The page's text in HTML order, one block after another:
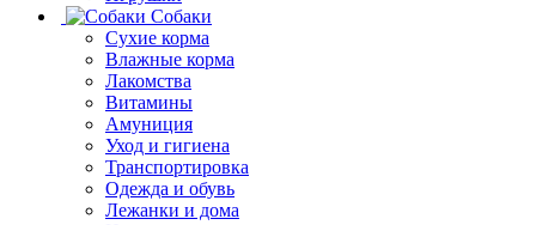
Собаки
Сухие корма
Влажные корма
Лакомства
Витамины
Амуниция
Уход и гигиена
Транспортировка
Одежда и обувь
Лежанки и дома